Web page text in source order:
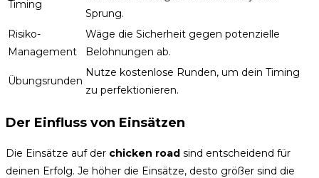
Timing
Sprung.
Risiko-
Management
Wäge die Sicherheit gegen potenzielle
Belohnungen ab.
Übungsrunden
Nutze kostenlose Runden, um dein Timing
zu perfektionieren.
Der Einfluss von Einsätzen
Die Einsätze auf der chicken road sind entscheidend für
deinen Erfolg. Je höher die Einsätze, desto größer sind die